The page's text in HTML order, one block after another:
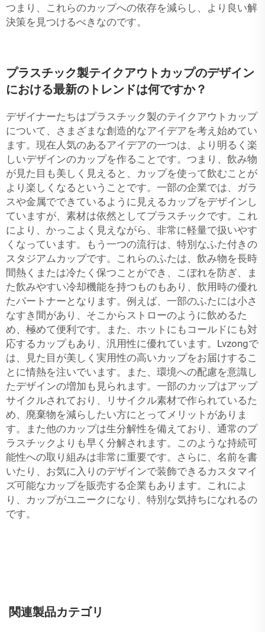
つまり、これらのカップへの依存を減らし、より良い解
決策を見つけるべきなのです。
プラスチック製テイクアウトカップのデザイン
における最新のトレンドは何ですか？
デザイナーたちはプラスチック製のテイクアウトカップ
について、さまざまな創造的なアイデアを考え始めてい
ます。現在人気のあるアイデアの一つは、より明るく楽
しいデザインのカップを作ることです。つまり、飲み物
が見た目も美しく見えると、カップを使って飲むことが
より楽しくなるということです。一部の企業では、ガラ
スや金属でできているように見えるカップをデザインし
ていますが、素材は依然としてプラスチックです。これ
により、かっこよく見えながら、非常に軽量で扱いやす
くなっています。もう一つの流行は、特別なふた付きの
スタジアムカップです。これらのふたは、飲み物を長時
間熱くまたは冷たく保つことができ、こぼれを防ぎ、ま
た飲みやすい冷却機能を持つものもあり、飲用時の優れ
たパートナーとなります。例えば、一部のふたには小さ
なすき間があり、そこからストローのように飲めるた
め、極めて便利です。また、ホットにもコールドにも対
応するカップもあり、汎用性に優れています。Lvzongで
は、見た目が美しく実用性の高いカップをお届けするこ
とに情熱を注いでいます。また、環境への配慮を意識し
たデザインの増加も見られます。一部のカップはアップ
サイクルされており、リサイクル素材で作られているた
め、廃棄物を減らしたい方にとってメリットがありま
す。また他のカップは生分解性を備えており、通常のプ
ラスチックよりも早く分解されます。このような持続可
能性への取り組みは非常に重要です。さらに、名前を書
いたり、お気に入りのデザインで装飾できるカスタマイ
ズ可能なカップを販売する企業もあります。これによ
り、カップがユニークになり、特別な気持ちになれるの
です。
関連製品カテゴリ